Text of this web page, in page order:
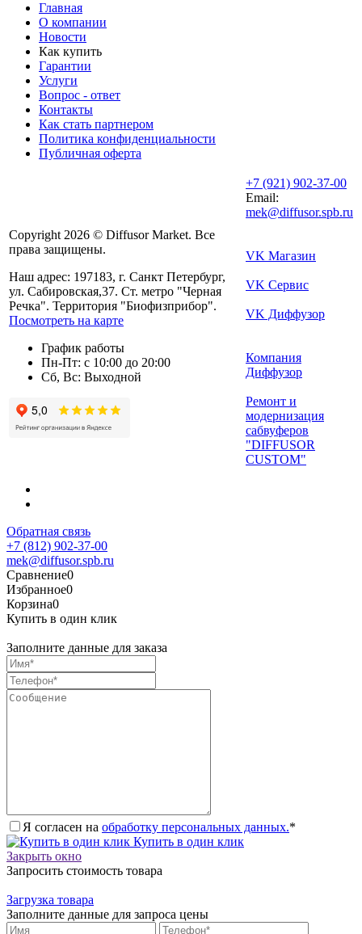
Главная
О компании
Новости
Как купить
Гарантии
Услуги
Вопрос - ответ
Контакты
Как стать партнером
Политика конфиденциальности
Публичная оферта
Copyright 2026 © Diffusor Market. Все
права защищены.
Наш адрес: 197183, г. Санкт Петербург,
ул. Сабировская,37. Ст. метро "Черная
Речка". Территория "Биофизприбор".
Посмотреть на карте
График работы
Пн-Пт: с 10:00 до 20:00
Сб, Вс: Выходной
+7 (921) 902-37-00
Email:
mek@diffusor.spb.ru
VK Магазин
VK Сервис
VK Диффузор
Компания
Диффузор
Ремонт и
модернизация
сабвуферов
"DIFFUSOR
CUSTOM"
Обратная связь
+7 (812) 902-37-00
mek@diffusor.spb.ru
Сравнение0
Избранное0
Корзина0
Купить в один клик
Заполните данные для заказа
Я согласен на обработку персональных данных.*
Купить в один клик
Закрыть окно
Запросить стоимость товара
Загрузка товара
Заполните данные для запроса цены